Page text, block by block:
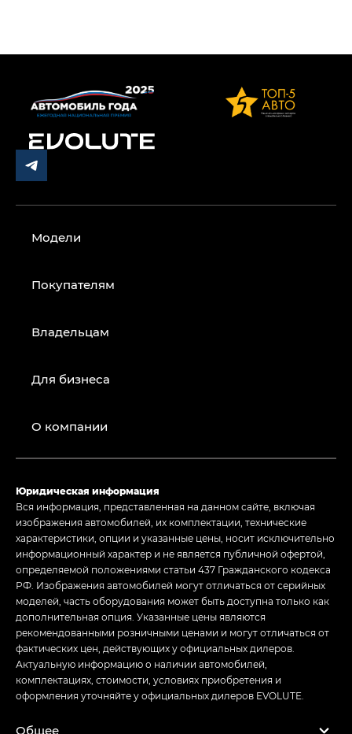
Модели
Покупателям
Владельцам
Для бизнеса
О компании
Юридическая информация
Вся информация, представленная на данном сайте, включая
изображения автомобилей, их комплектации, технические
характеристики, опции и указанные цены, носит исключительно
информационный характер и не является публичной офертой,
определяемой положениями статьи 437 Гражданского кодекса
РФ. Изображения автомобилей могут отличаться от серийных
моделей, часть оборудования может быть доступна только как
дополнительная опция. Указанные цены являются
рекомендованными розничными ценами и могут отличаться от
фактических цен, действующих у официальных дилеров.
Актуальную информацию о наличии автомобилей,
комплектациях, стоимости, условиях приобретения и
оформления уточняйте у официальных дилеров EVOLUTE.
Общее